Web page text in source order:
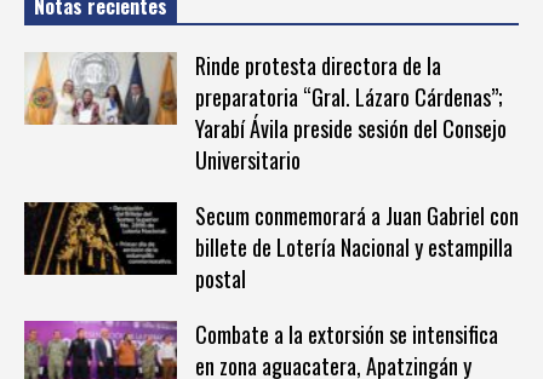
Notas recientes
Rinde protesta directora de la
preparatoria “Gral. Lázaro Cárdenas”;
Yarabí Ávila preside sesión del Consejo
Universitario
Secum conmemorará a Juan Gabriel con
billete de Lotería Nacional y estampilla
postal
Combate a la extorsión se intensifica
en zona aguacatera, Apatzingán y